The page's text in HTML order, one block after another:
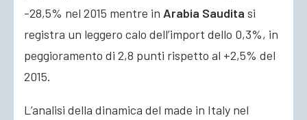
-28,5% nel 2015 mentre in Arabia Saudita si
registra un leggero calo dell’import dello 0,3%, in
peggioramento di 2,8 punti rispetto al +2,5% del
2015.
L’analisi della dinamica del made in Italy nel